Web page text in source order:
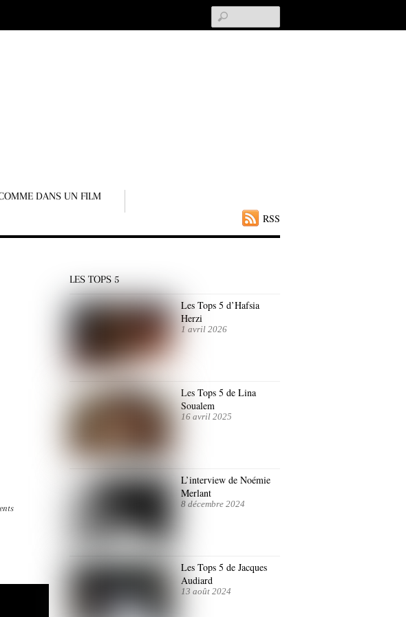
RSS
DANS UN FILM
LES TOPS 5
Les Tops 5 d’Hafsia
Herzi
1 avril 2026
Les Tops 5 de Lina
Soualem
16 avril 2025
L’interview de Noémie
Merlant
8 décembre 2024
Les Tops 5 de Jacques
Audiard
13 août 2024